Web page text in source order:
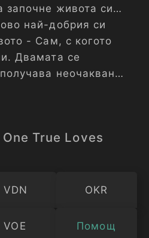
започне живота си
най-добрия си
- Сам, с когото
Двамата се
неочаквано
One True Loves
VDN OKR
VOE Помощ